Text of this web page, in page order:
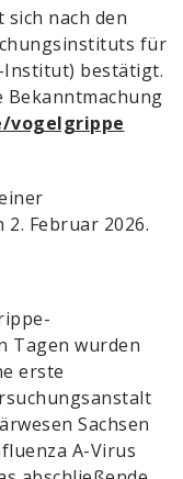
nach den
für
bestätigt.
Bekanntmachung
vogelgrippe
Februar 2026.
Tagen wurden
erste
Sachsen
A-Virus